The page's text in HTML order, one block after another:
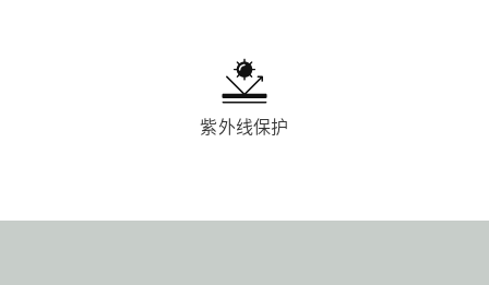
紫外线保护